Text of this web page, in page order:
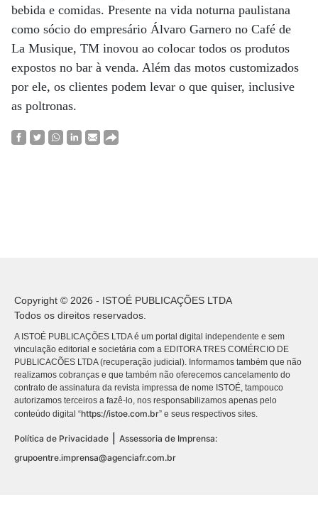
bebida e comidas. Presente na vida noturna paulistana
como sócio do empresário Álvaro Garnero no Café de
La Musique, TM inovou ao colocar todos os produtos
expostos no bar à venda. Além das motos customizados
por ele, os clientes podem levar o que quiser, inclusive
as poltronas.
Copyright © 2026 - ISTOÉ PUBLICAÇÕES LTDA
Todos os direitos reservados.
A ISTOÉ PUBLICAÇÕES LTDA é um portal digital independente e sem
vinculação editorial e societária com a EDITORA TRES COMÉRCIO DE
PUBLICACÕES LTDA (recuperação judicial). Informamos também que não
realizamos cobranças e que também não oferecemos cancelamento do
contrato de assinatura da revista impressa de nome ISTOÉ, tampouco
autorizamos terceiros a fazê-lo, nos responsabilizamos apenas pelo
conteúdo digital “https://istoe.com.br” e seus respectivos sites.
Política de Privacidade
Assessoria de Imprensa:
grupoentre.imprensa@agenciafr.com.br